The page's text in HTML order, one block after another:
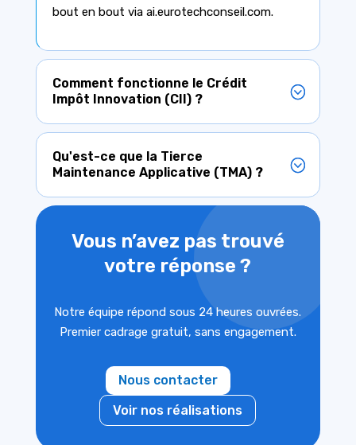
bout en bout via ai.eurotechconseil.com.
Comment fonctionne le Crédit
Impôt Innovation (CII) ?
Qu'est-ce que la Tierce
Maintenance Applicative (TMA) ?
Vous n’avez pas trouvé
votre réponse ?
Notre équipe répond sous 24 heures ouvrées.
Premier cadrage gratuit, sans engagement.
Nous contacter
Voir nos réalisations